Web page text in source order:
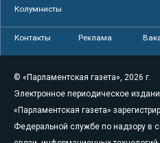
Колумнисты
Контакты Реклама
© «Парламентская газета», 2026 г.
Электронное периодическое
«Парламентская газета»
Федеральной службе по надзору в